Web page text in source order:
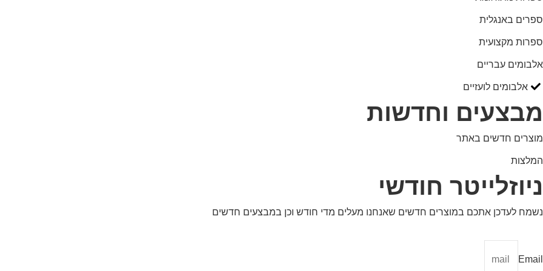
ספרים באנגלית
ספרות מקצועית
אלבומים עבריים
אלבומים לועזיים
מבצעים וחדשות
מוצרים חדשים באתר
המלצות
ניוזלייטר חודשי
נשמח לעדכן אתכם במוצרים חדשים שאנחנו מעלים מדי חודש וכן במבצעים חדשים
Email